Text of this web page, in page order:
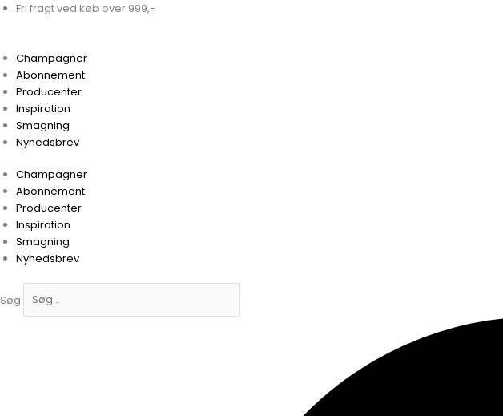
Gå Fri fragt ved køb over 999,-
Champagner
Abonnement
Producenter
Inspiration
Smagning
Nyhedsbrev
Champagner
Abonnement
Producenter
Inspiration
Smagning
Nyhedsbrev
Søg